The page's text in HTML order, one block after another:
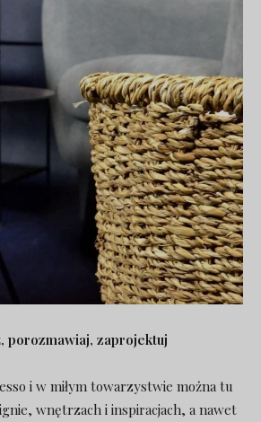
porozmawiaj, zaprojektuj
i w miłym towarzystwie można tu
wnętrzach i inspiracjach, a nawet